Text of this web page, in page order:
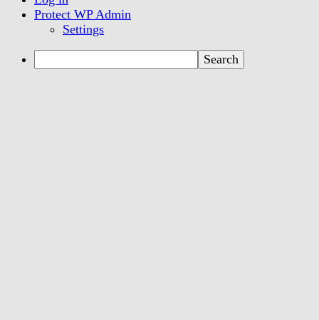
Protect WP Admin
Settings
Search